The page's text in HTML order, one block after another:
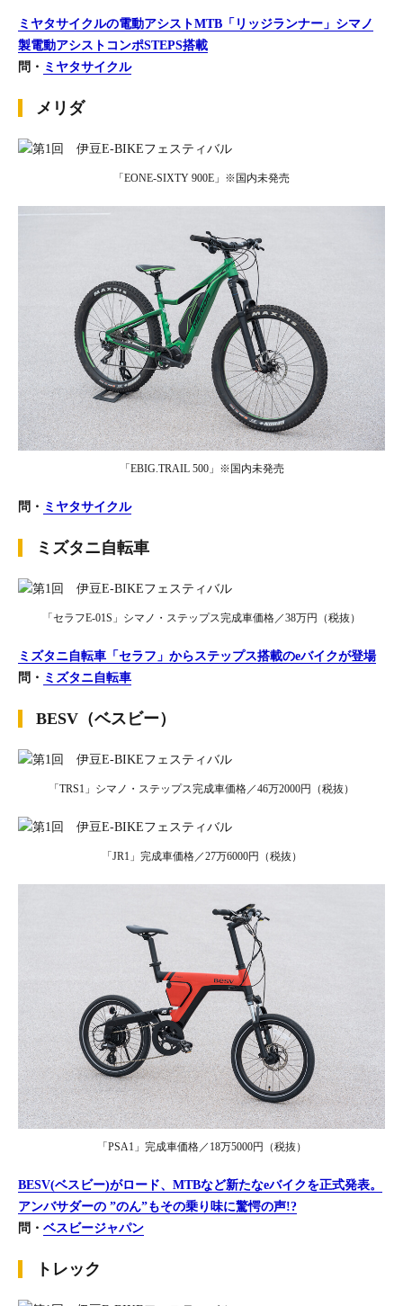
ミヤタサイクルの電動アシストMTB「リッジランナー」シマノ
製電動アシストコンポSTEPS搭載​
問・ ミヤタサイクル
メリダ
「EONE-SIXTY 900E」※国内未発売
「EBIG.TRAIL 500」※国内未発売
問・ ミヤタサイクル
ミズタニ自転車
「セラフE-01S」シマノ・ステップス完成車価格／38万円（税抜）
ミズタニ自転車「セラフ」からステップス搭載のeバイクが登場
問・ ミズタニ自転車
BESV（ベスビー）
「TRS1」シマノ・ステップス完成車価格／46万2000円（税抜）
「JR1」完成車価格／27万6000円（税抜）
「PSA1」完成車価格／18万5000円（税抜）
BESV(ベスビー)がロード、MTBなど新たなeバイクを正式発表。
アンバサダーの ”のん”もその乗り味に驚愕の声!?
問・ ベスビージャパン
トレック